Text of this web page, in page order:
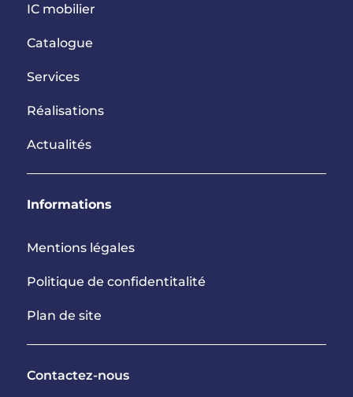
IC mobilier
Catalogue
Services
Réalisations
Actualités
Informations
Mentions légales
Politique de confidentitalité
Plan de site
Contactez-nous